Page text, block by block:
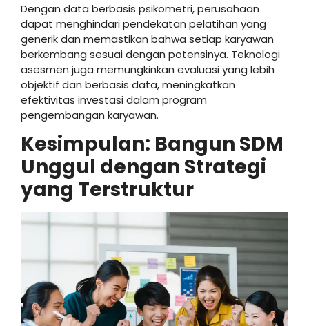
Dengan data berbasis psikometri, perusahaan
dapat menghindari pendekatan pelatihan yang
generik dan memastikan bahwa setiap karyawan
berkembang sesuai dengan potensinya. Teknologi
asesmen juga memungkinkan evaluasi yang lebih
objektif dan berbasis data, meningkatkan
efektivitas investasi dalam program
pengembangan karyawan.
Kesimpulan: Bangun SDM
Unggul dengan Strategi
yang Terstruktur